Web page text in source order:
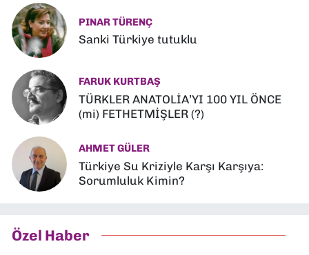
PINAR TÜRENÇ
Sanki Türkiye tutuklu
FARUK KURTBAŞ
TÜRKLER ANATOLİA’YI 100 YIL ÖNCE
(mi) FETHETMİŞLER (?)
AHMET GÜLER
Türkiye Su Kriziyle Karşı Karşıya:
Sorumluluk Kimin?
Özel Haber